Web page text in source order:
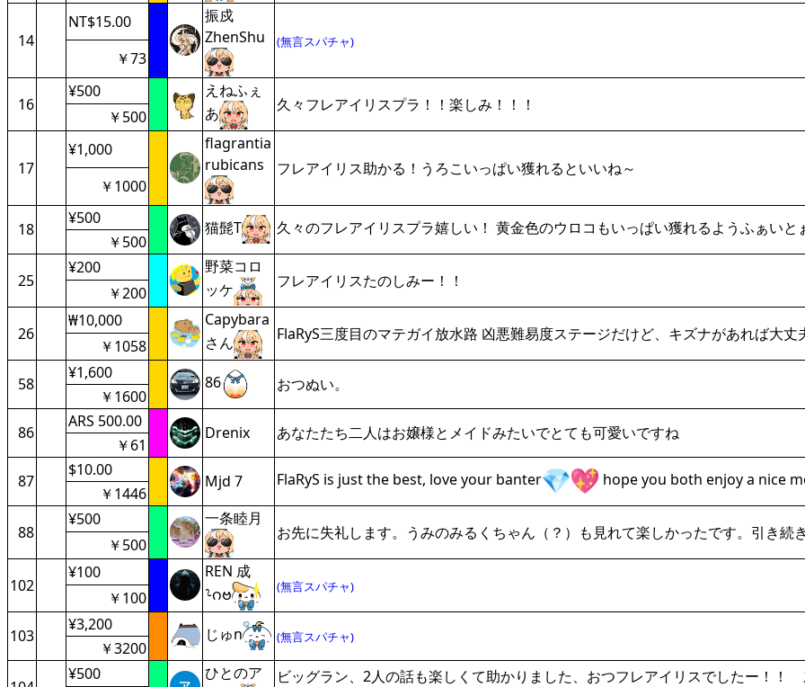
14
NT$15.00
振戍
ZhenShu
(無言スパチャ)
￥73
16
¥500
えねふぇ
あ
久々フレアイリスプラ！！楽しみ！！！
￥500
17
¥1,000
flagrantia
rubicans
フレアイリス助かる！うろこいっぱい獲れるといいね～
￥1000
18
¥500
猫髭T 久々のフレアイリスプラ嬉しい！ 黄金色のウロコもいっぱい獲れるようふぁいと
￥500
25
¥200
野菜コロ
ッケ
フレアイリスたのしみー！！
￥200
26
₩10,000
Capybara
さん
FlaRyS三度目のマテガイ放水路 凶悪難易度ステージだけど、キズナがあれば大丈
￥1058
58
¥1,600
86 おつぬい。
￥1600
86
ARS 500.00
Drenix あなたたち二人はお嬢様とメイドみたいでとても可愛いですね
￥61
87
$10.00
Mjd 7 FlaRyS is just the best, love your banter hope you both enjoy a nice
￥1446
88
¥500 一条睦月
お先に失礼します。うみのみるくちゃん（？）も見れて楽しかったです。引き続
￥500
102
¥100
REN 成
⸊ဂဗ
(無言スパチャ)
￥100
103
¥3,200
じゅn (無言スパチャ)
￥3200
¥500
ひとのア
ビッグラン、2人の話も楽しくて助かりました、おつフレアイリスでしたー！